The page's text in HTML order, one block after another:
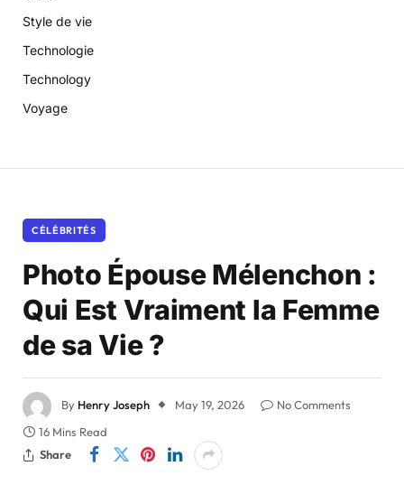
Style de vie
Technologie
Technology
Voyage
CÉLÉBRITÉS
Photo Épouse Mélenchon :
Qui Est Vraiment la Femme
de sa Vie ?
By Henry Joseph May 19, 2026
No Comments
16 Mins Read
Share